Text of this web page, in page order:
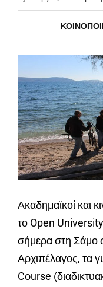
Ακαδημαϊκοί και
το Open
σήμερα στη Σάμο
Αρχιπέλαγος, τα
Course